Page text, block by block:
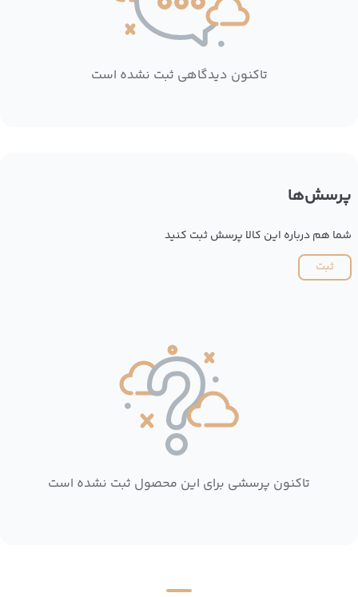
تاکنون دیدگاهی ثبت نشده است
پرسش‌ها
شما هم درباره این کالا پرسش ثبت کنید
ثبت
تاکنون پرسشی برای این محصول ثبت نشده است